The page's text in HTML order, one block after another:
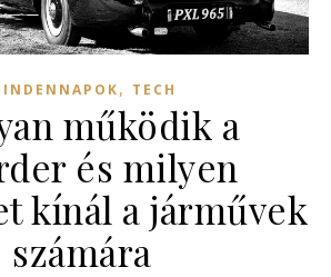
, TECH
működik a
és milyen
kínál a járművek
számára